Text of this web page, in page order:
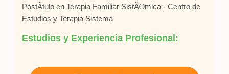
PostÃ­tulo en Terapia Familiar SistÃ©mica - Centro de
Estudios y Terapia Sistema
Estudios y Experiencia Profesional: